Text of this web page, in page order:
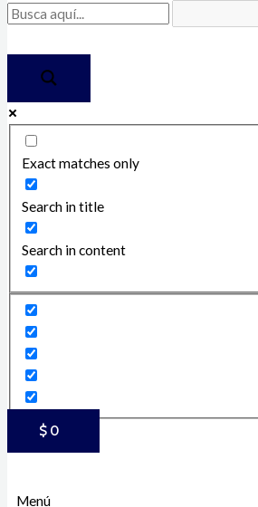
Exact matches only
Search in title
Search in content
$ 0
Menú